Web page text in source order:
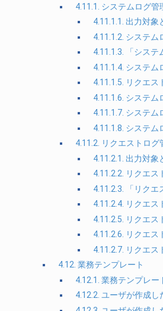
4.11.1. システムログ管
4.11.1.1. 出力対象
4.11.1.2. システ
4.11.1.3. 「システ
4.11.1.4. システム
4.11.1.5. リクエス
4.11.1.6. システム
4.11.1.7. システム
4.11.1.8. システム
4.11.2. リクエストログ
4.11.2.1. 出力対象
4.11.2.2. リクエ
4.11.2.3. 「リク
4.11.2.4. リクエス
4.11.2.5. リクエス
4.11.2.6. リクエス
4.11.2.7. リクエス
4.12. 業務テンプレート
4.12.1. 業務テンプレー
4.12.2. ユーザが作成